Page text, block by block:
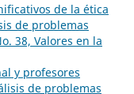
de la ética
de problemas
38, Valores en la
y profesores
de problemas